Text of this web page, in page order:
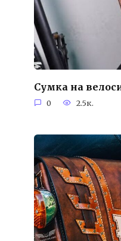
Сумка на
0 2.5к.